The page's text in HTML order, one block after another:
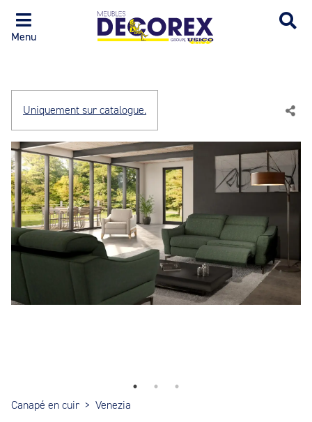
Menu
Uniquement sur catalogue.
Canapé en cuir > Venezia